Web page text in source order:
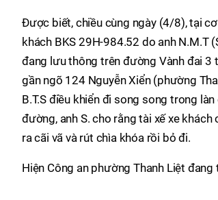
Được biết, chiều cùng ngày (4/8), tại
khách BKS 29H-984.52 do anh N.M.T
đang lưu thông trên đường Vành đai 3
gần ngõ 124 Nguyễn Xiển (phường
B.T.S điều khiển đi song song trong
đường, anh S. cho rằng tài xế xe
ra cãi vã và rút chìa khóa rồi bỏ đi.
Hiện Công an phường Thanh Liệt